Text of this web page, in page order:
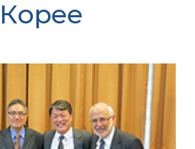
Корее